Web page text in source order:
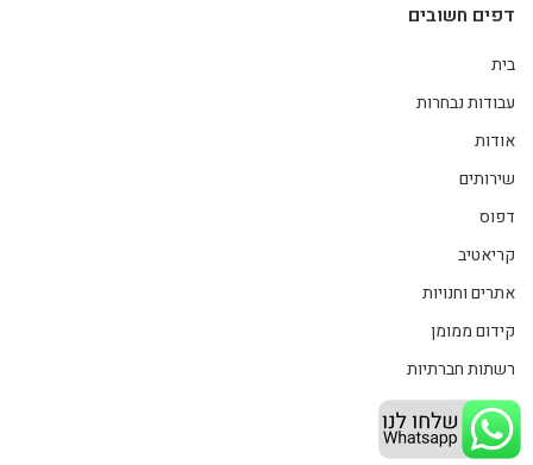
דפים חשובים
בית
עבודות נבחרות
אודות
שירותים
דפוס
קריאטיב
אתרים וחנויות
קידום ממומן
רשתות חברתיות
צילום סרטונים
משרדי תיווך